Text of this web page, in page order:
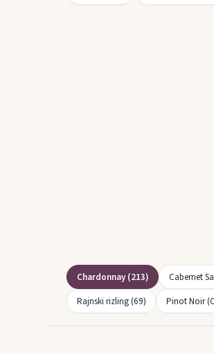
Chardonnay (213) Cabernet
Rajnski rizling (69)
Pinot Noir